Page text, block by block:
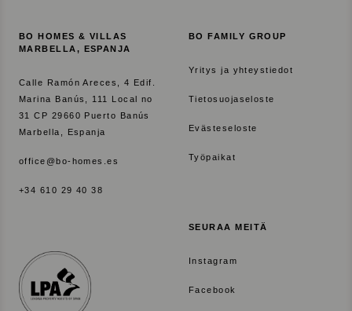
BO HOMES & VILLAS
MARBELLA, ESPANJA
Calle Ramón Areces, 4 Edif.
Marina Banús, 111 Local no
31 CP 29660 Puerto Banús
Marbella, Espanja
office@bo-homes.es
+34 610 29 40 38
BO FAMILY GROUP
Yritys ja yhteystiedot
Tietosuojaseloste
Evästeseloste
Työpaikat
SEURAA MEITÄ
Instagram
Facebook